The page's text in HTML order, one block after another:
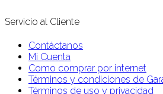
Servicio al Cliente
Contáctanos
Mi Cuenta
Como comprar por internet
Términos y condiciones de
Términos de uso y privacidad